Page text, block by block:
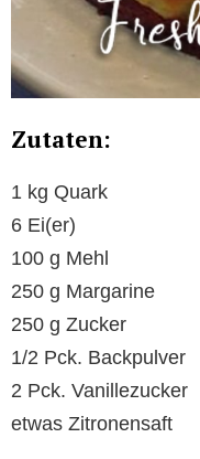
Zutaten:
1 kg Quark
6 Ei(er)
100 g Mehl
250 g Margarine
250 g Zucker
1/2 Pck. Backpulver
2 Pck. Vanillezucker
etwas Zitronensaft